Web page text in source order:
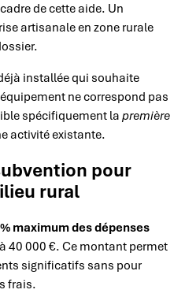
de cette aide. Un
artisanale en zone rurale
installée qui souhaite
ne correspond pas
spécifiquement la première
activité existante.
pour
rural
maximum des dépenses
40 000 €. Ce montant permet
significatifs sans pour
frais.